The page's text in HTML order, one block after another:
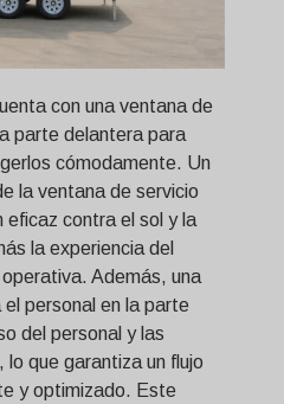
con una ventana de
parte delantera para
cómodamente. Un
la ventana de servicio
eficaz contra el sol y la
la experiencia del
Además, una
personal en la parte
del personal y las
que garantiza un flujo
y optimizado. Este